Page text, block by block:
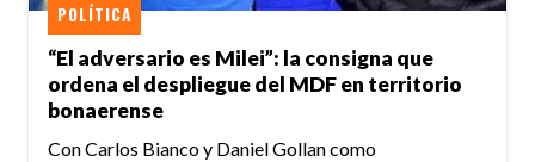
“El adversario es Milei”: la consigna que
ordena el despliegue del MDF en territorio
bonaerense
POLÍTICA
Con Carlos Bianco y Daniel Gollan como